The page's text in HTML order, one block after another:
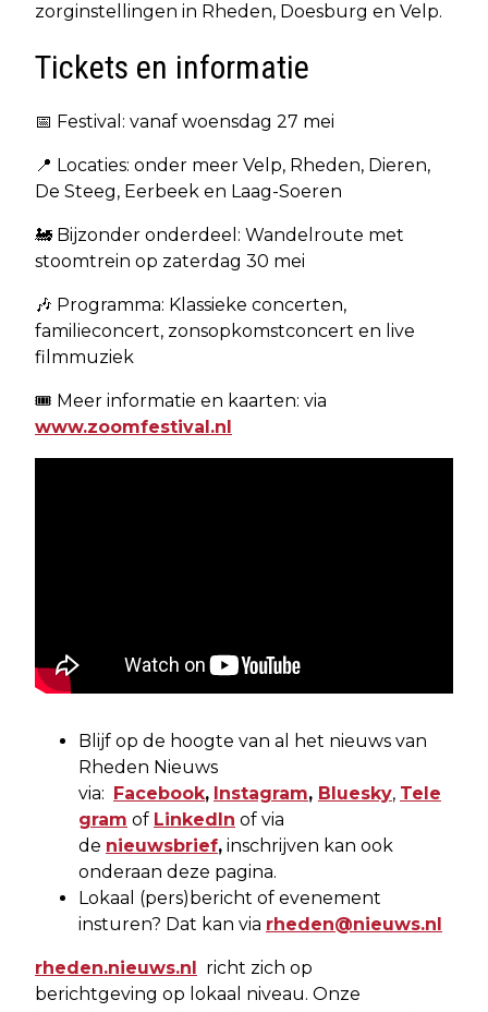
zorginstellingen in Rheden, Doesburg en Velp.
Tickets en informatie
📅 Festival: vanaf woensdag 27 mei
📍 Locaties: onder meer Velp, Rheden, Dieren,
De Steeg, Eerbeek en Laag-Soeren
🚂 Bijzonder onderdeel: Wandelroute met
stoomtrein op zaterdag 30 mei
🎶 Programma: Klassieke concerten,
familieconcert, zonsopkomstconcert en live
filmmuziek
🎟️ Meer informatie en kaarten: via
www.zoomfestival.nl
Blijf op de hoogte van al het nieuws van
Rheden Nieuws
via:
Facebook, Instagram, Bluesky, Tele
gram of LinkedIn of via
de nieuwsbrief, inschrijven kan ook
onderaan deze pagina.
Lokaal (pers)bericht of evenement
insturen? Dat kan via rheden@nieuws.nl
rheden.nieuws.nl
richt zich op
berichtgeving op lokaal niveau. Onze